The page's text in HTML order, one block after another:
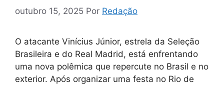
outubro 15, 2025 Por Redação
O atacante Vinícius Júnior, estrela da Seleção
Brasileira e do Real Madrid, está enfrentando
uma nova polêmica que repercute no Brasil e no
exterior. Após organizar uma festa no Rio de